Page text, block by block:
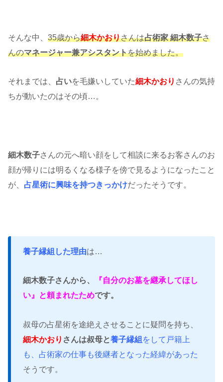
そんな中、 35歳から細木かおりさんは占術家 細木数子さ
んのマネージャー兼アシスタントを始めました。
それまでは、 占いを毛嫌いしていた細木かおり さんの気持
ちが動いたのはその頃…。
細木数子さんの元へ暗い顔をして相談に来るお客さんのお
顔が帰りには明るくなる様子を傍で見るようになったこと
が、 占星術に興味を持つきっかけだったそうです。
養子縁組した理由は…
細木数子さんから、
『自分のお墓を継承してほし
い』と頼まれたためです。
叔母の占星術を途絶えさせることに疑問を持ち、
細木かおり さんは叔母と養子縁組 をして戸籍上
も、占術家の仕事も後継者となった経緯があった
そうです。